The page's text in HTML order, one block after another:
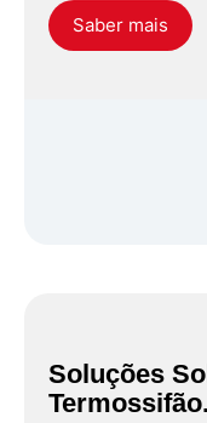
Saber mais
Soluções
Termossifão.